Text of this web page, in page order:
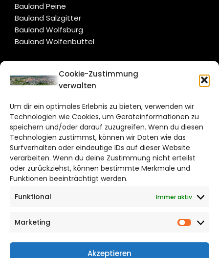
Cookie-Zustimmung
verwalten
Um dir ein optimales Erlebnis zu bieten, verwenden wir
Technologien wie Cookies, um Geräteinformationen zu
speichern und/oder darauf zuzugreifen. Wenn du diesen
Technologien zustimmst, können wir Daten wie das
Surfverhalten oder eindeutige IDs auf dieser Website
verarbeiten. Wenn du deine Zustimmung nicht erteilst
oder zurückziehst, können bestimmte Merkmale und
Funktionen beeinträchtigt werden.
Funktional
Immer aktiv
Marketing
Akzeptieren
Bauland Peine
Bauland Salzgitter
Bauland Wolfsburg
Bauland Wolfenbüttel
CITYLIFE!
Bruchtorwall 12
38100 Braunschweig
Telefon: 0531 387220 – 65
DAS STADTMAGAZIN FÜR
BRAUNSCHWEIG
Impressum
Cookie Richtlinie
CITYLIFE! BEI FACEBOOK